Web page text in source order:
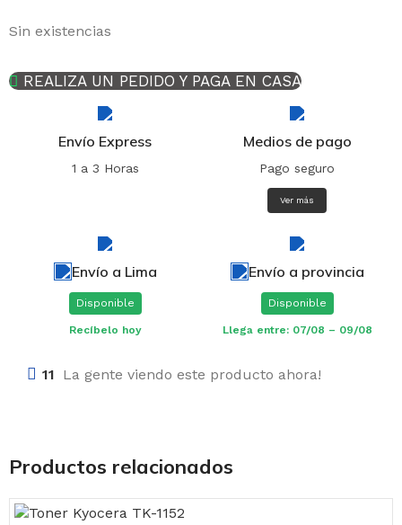
Sin existencias
REALIZA UN PEDIDO Y PAGA EN CASA
Envío Express
1 a 3 Horas
Medios de pago
Pago seguro
Ver más
Envío a Lima
Disponible
Recíbelo hoy
Envío a provincia
Disponible
Llega entre: 07/08 – 09/08
11 La gente viendo este producto ahora!
Productos relacionados